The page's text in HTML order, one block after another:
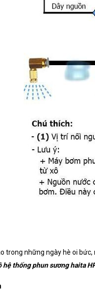
trong những ngày hè oi
hệ thống phun sương haita